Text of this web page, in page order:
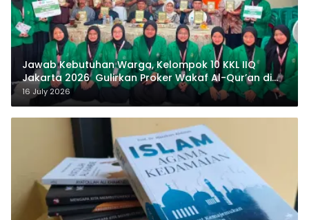
Jawab Kebutuhan Warga, Kelompok 10 KKL IIQ
Jakarta 2026 Gulirkan Proker Wakaf Al-Qur’an di
Sukamanah
16 July 2026